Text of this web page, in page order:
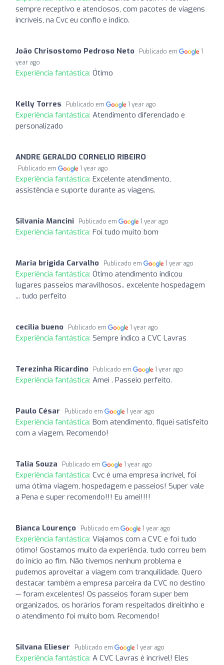
sempre receptivo e atenciosos, com pacotes de viagens
incríveis, na Cvc eu confio e indico.
João Chrisostomo Pedroso Neto Publicado em
1
year ago
Experiência fantástica: Ótimo
Kelly Torres Publicado em 1 year ago
Experiência fantástica: Atendimento diferenciado e
personalizado
ANDRE GERALDO CORNELIO RIBEIRO
Publicado em 1 year ago
Experiência fantástica: Excelente atendimento,
assistência e suporte durante as viagens.
Silvania Mancini Publicado em 1 year ago
Experiência fantástica: Foi tudo muito bom
Maria brigida Carvalho Publicado em 1 year ago
Experiência fantástica: Ótimo atendimento indicou
lugares passeios maravilhosos.. excelente hospedagem
... tudo perfeito
cecilia bueno Publicado em 1 year ago
Experiência fantástica: Sempre indico a CVC Lavras
Terezinha Ricardino Publicado em 1 year ago
Experiência fantástica: Amei . Passeio perfeito.
Paulo César Publicado em 1 year ago
Experiência fantástica: Bom atendimento, fiquei satisfeito
com a viagem. Recomendo!
Talia Souza Publicado em 1 year ago
Experiência fantástica: Cvc é uma empresa incrível, foi
uma ótima viagem, hospedagem e passeios! Super vale
a Pena e super recomendo!!! Eu amei!!!!
Bianca Lourenço Publicado em 1 year ago
Experiência fantástica: Viajamos com a CVC e foi tudo
ótimo! Gostamos muito da experiência, tudo correu bem
do início ao fim. Não tivemos nenhum problema e
pudemos aproveitar a viagem com tranquilidade. Quero
destacar também a empresa parceira da CVC no destino
— foram excelentes! Os passeios foram super bem
organizados, os horários foram respeitados direitinho e
o atendimento foi muito bom. Recomendo!
Silvana Elieser Publicado em 1 year ago
Experiência fantástica: A CVC Lavras é incrível! Eles